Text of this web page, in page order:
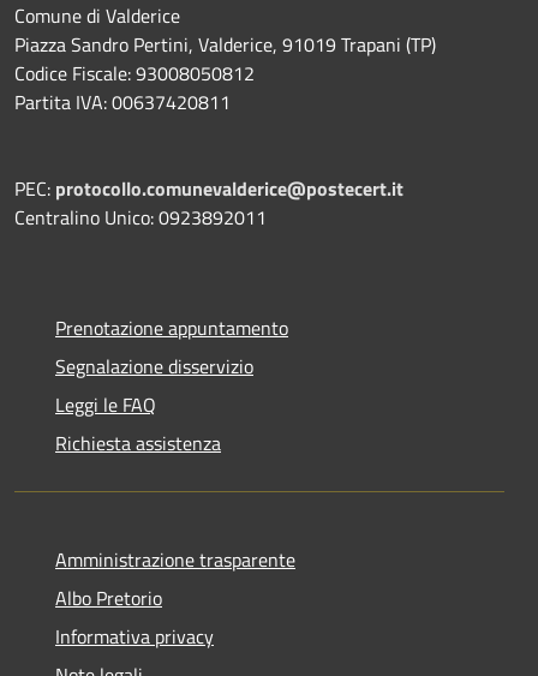
Comune di Valderice
Piazza Sandro Pertini, Valderice, 91019 Trapani (TP)
Codice Fiscale: 93008050812
Partita IVA: 00637420811
PEC: protocollo.comunevalderice@postecert.it
Centralino Unico: 0923892011
Prenotazione appuntamento
Segnalazione disservizio
Leggi le FAQ
Richiesta assistenza
Amministrazione trasparente
Albo Pretorio
Informativa privacy